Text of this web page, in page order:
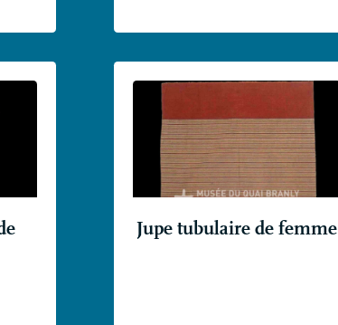
Jupe tubulaire de femme